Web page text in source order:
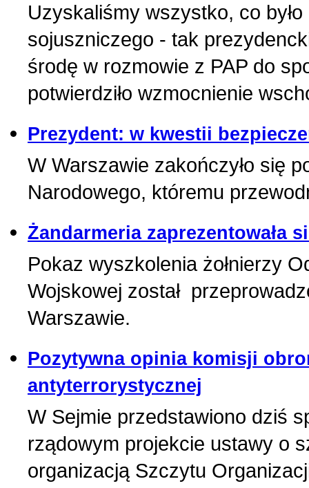
Uzyskaliśmy wszystko, co
sojuszniczego - tak
środę w rozmowie z PAP do
potwierdziło wzmocnienie
Prezydent: w kwestii
W Warszawie zakończyło się
Narodowego, któremu
Żandarmeria zaprezentowała
Pokaz wyszkolenia żołnierzy
Wojskowej został
Warszawie.
Pozytywna opinia komisji
antyterrorystycznej
W Sejmie przedstawiono dziś
rządowym projekcie ustawy o
organizacją Szczytu